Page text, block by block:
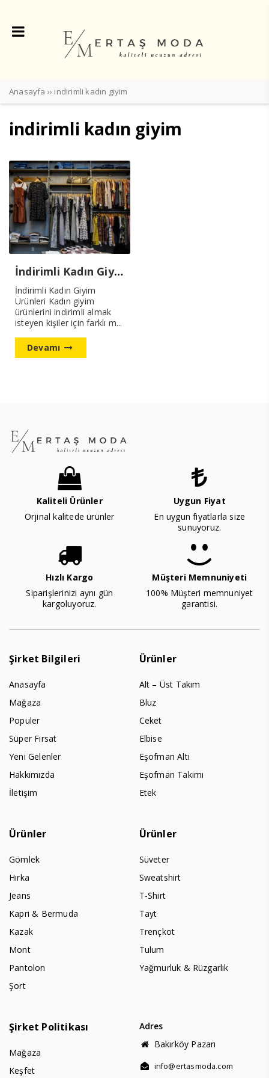
Anasayfa ›› indirimli kadın giyim
indirimli kadın giyim
İndirimli Kadın Giyim Ürünleri
İndirimli Kadın Giyim
Ürünleri Kadın giyim
ürünlerini indirimli almak
isteyen kişiler için farklı m...
Devamı
Kaliteli Ürünler
Orjinal kalitede ürünler
Uygun Fiyat
En uygun fiyatlarla size
sunuyoruz.
Hızlı Kargo
Siparişlerinizi aynı gün
kargoluyoruz.
Müşteri Memnuniyeti
100% Müşteri memnuniyet
garantisi.
Şirket Bilgileri
Anasayfa
Mağaza
Populer
Süper Fırsat
Yeni Gelenler
Hakkımızda
İletişim
Ürünler
Alt – Üst Takım
Bluz
Ceket
Elbise
Eşofman Altı
Eşofman Takımı
Etek
Ürünler
Gömlek
Hırka
Jeans
Kapri & Bermuda
Kazak
Mont
Pantolon
Şort
Ürünler
Süveter
Sweatshirt
T-Shirt
Tayt
Trençkot
Tulum
Yağmurluk & Rüzgarlık
Şirket Politikası
Mağaza
Keşfet
Adres
Bakırköy Pazarı
info@ertasmoda.com